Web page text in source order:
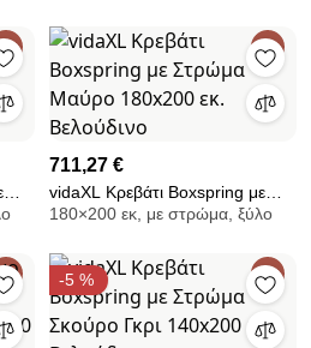
711,27 €
vidaXL Κρεβάτι Boxspring με
Στρώμα Μαύρο 180x200 εκ.
180×200 εκ, με στρώμα, ξύλο
-5 %